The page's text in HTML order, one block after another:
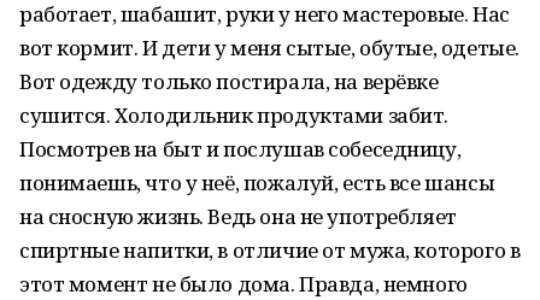
работает, шабашит, руки у него мастеровые. Нас
вот кормит. И дети у меня сытые, обутые, одетые.
Вот одежду только постирала, на верёвке
сушится. Холодильник продуктами забит.
Посмотрев на быт и послушав собеседницу,
понимаешь, что у неё, пожалуй, есть все шансы
на сносную жизнь. Ведь она не употребляет
спиртные напитки, в отличие от мужа, которого в
этот момент не было дома. Правда, немного